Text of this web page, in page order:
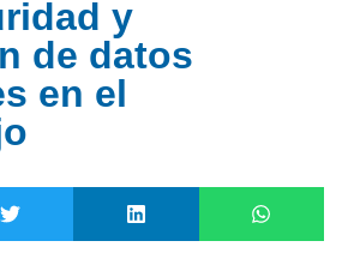
y
de datos
en el